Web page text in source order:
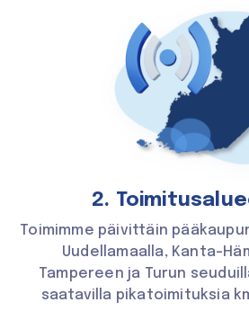
2.
Toimimme päivittäin
Uudellamaalla, Kanta-
Tampereen ja Turun
saatavilla pikatoimituksia